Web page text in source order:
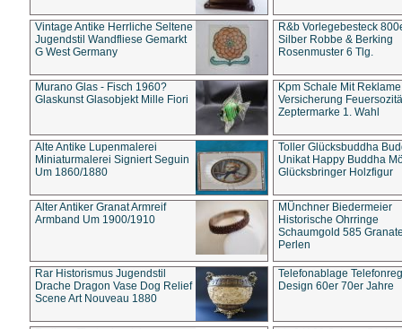
Vintage Antike Herrliche Seltene
Jugendstil Wandfliese Gemarkt
G West Germany
R&b Vorlegebesteck
Silber Robbe & Berking
Rosenmuster 6 Tlg.
Murano Glas - Fisch 1960?
Glaskunst Glasobjekt Mille Fiori
Kpm Schale Mit Reklame
Versicherung
Zeptermarke 1. Wahl
Alte Antike Lupenmalerei
Miniaturmalerei Signiert Seguin
Um 1860/1880
Toller Glücksbuddha
Unikat Happy Buddha
Glücksbringer Holzfigur
Alter Antiker Granat Armreif
Armband Um 1900/1910
MÜnchner Biedermeier
Historische Ohrringe
Schaumgold 585
Perlen
Rar Historismus Jugendstil
Drache Dragon Vase Dog Relief
Scene Art Nouveau 1880
Telefonablage
Design 60er 70er Jahre